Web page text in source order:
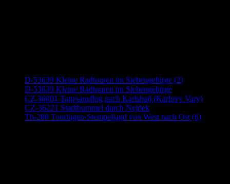
D-53639 Kleine Radtouren im Siebengebirge (2)
D-53639 Kleine Radtouren im Siebengebirge
CZ 36001 Tagesausflug nach Karlsbad (Karlovy Vary)
CZ-36221 Stadtbummel durch Nejdek
Th-288 Touringen-Stempeljagd von West nach Ost (6)